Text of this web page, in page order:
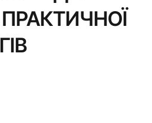
ПРАКТИЧНОЇ